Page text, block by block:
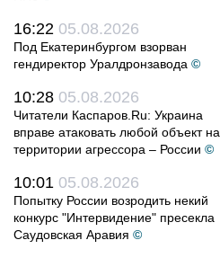
16:22 05.08.2026
Под Екатеринбургом взорван
гендиректор Уралдронзавода ©
10:28 05.08.2026
Читатели Каспаров.Ru: Украина
вправе атаковать любой объект на
территории агрессора – России ©
10:01 05.08.2026
Попытку России возродить некий
конкурс "Интервидение" пресекла
Саудовская Аравия ©